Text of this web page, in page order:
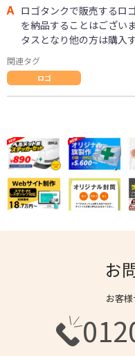
A ロゴタンクで販売するロ
を納品することはござい
タスとなり他の方は購入
関連タグ
ロゴ
お
お客